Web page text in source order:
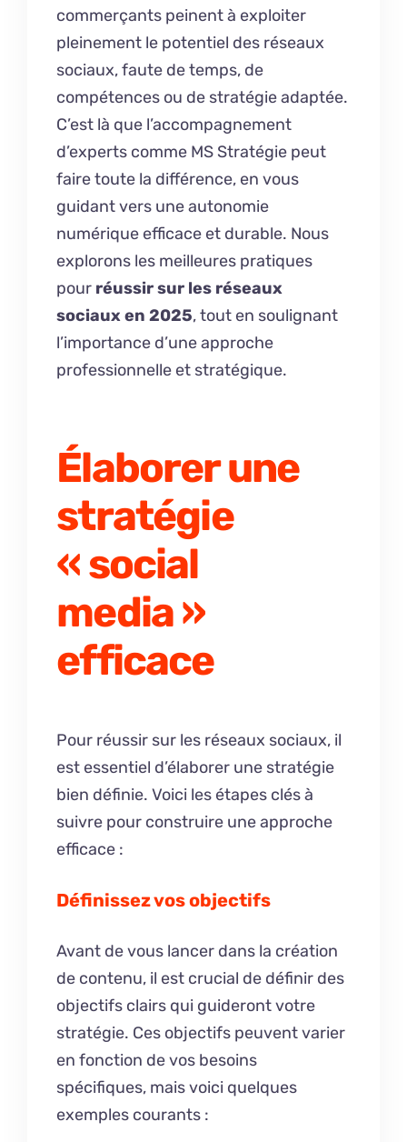
commerçants peinent à exploiter
pleinement le potentiel des réseaux
sociaux, faute de temps, de
compétences ou de stratégie adaptée.
C’est là que l’accompagnement
d’experts comme MS Stratégie peut
faire toute la différence, en vous
guidant vers une autonomie
numérique efficace et durable. Nous
explorons les meilleures pratiques
pour réussir sur les réseaux
sociaux en 2025, tout en soulignant
l’importance d’une approche
professionnelle et stratégique.
Élaborer une
stratégie
« social
media »
efficace
Pour réussir sur les réseaux sociaux, il
est essentiel d’élaborer une stratégie
bien définie. Voici les étapes clés à
suivre pour construire une approche
efficace :
Définissez vos objectifs
Avant de vous lancer dans la création
de contenu, il est crucial de définir des
objectifs clairs qui guideront votre
stratégie. Ces objectifs peuvent varier
en fonction de vos besoins
spécifiques, mais voici quelques
exemples courants :